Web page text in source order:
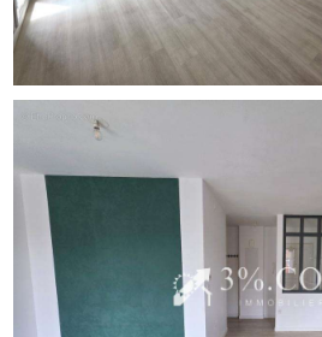
salle de bain avec baignoire,
lave-linge.
Les plus : Une place de
complète ce bien.
Idéalement situé à proximité
Loos-lez-Lille, des commerces,
autoroutiers. La proximité
en fait une opportunité rare